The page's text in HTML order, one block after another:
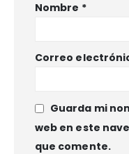
Nombre *
Correo
Guarda mi
web en este
que comente.